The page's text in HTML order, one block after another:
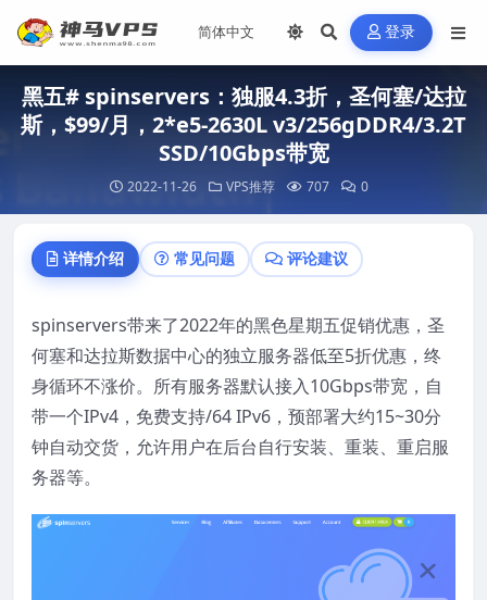
登录
黑五# spinservers：独服4.3折，圣何塞/达拉
斯，$99/月，2*e5-2630L v3/256gDDR4/3.2T
SSD/10Gbps带宽
2022-11-26 VPS推荐 707 0
详情介绍 常见问题 评论建议
spinservers带来了2022年的黑色星期五促销优惠，圣
何塞和达拉斯数据中心的独立服务器低至5折优惠，终
身循环不涨价。所有服务器默认接入10Gbps带宽，自
带一个IPv4，免费支持/64 IPv6，预部署大约15~30分
钟自动交货，允许用户在后台自行安装、重装、重启服
务器等。